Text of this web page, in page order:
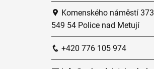
Komenského náměstí 373
549 54 Police nad Metují
+420 776 105 974